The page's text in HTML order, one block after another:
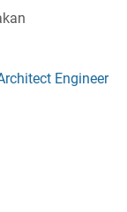
Engineer